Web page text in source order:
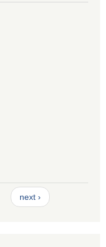
next ›